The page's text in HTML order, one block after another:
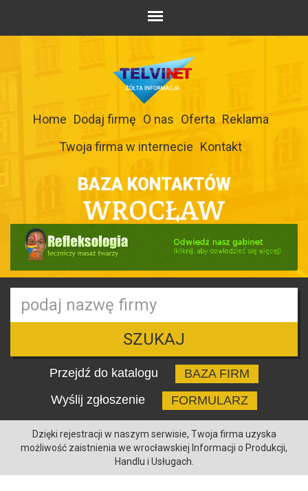
Home Dodaj firmę O nas Oferta Reklama
Twoja firma w internecie Kontakt
BAZA KONTAKTÓW
WROCŁAW
SZUKAJ
Przejdź do katalogu
BAZA FIRM
Wyślij zgłoszenie
FORMULARZ
Dzięki rejestracji w naszym serwisie, Twoja firma uzyska
możliwość zaistnienia we wrocławskiej Informacji o Produkcji,
Handlu i Usługach.